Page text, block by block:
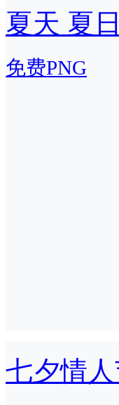
夏天 夏
免费PNG
七夕情